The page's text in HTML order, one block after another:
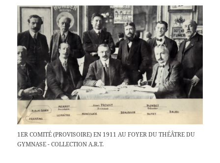
1ER COMITÉ (PROVISOIRE) EN 1911 AU FOYER DU THÉÂTRE DU
GYMNASE - COLLECTION A.R.T.